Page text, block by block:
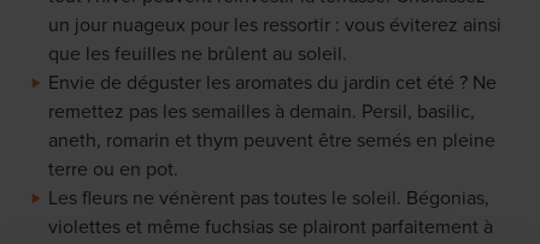
un jour nuageux pour les ressortir : vous éviterez ainsi
que les feuilles ne brûlent au soleil.
Envie de déguster les aromates du jardin cet été ? Ne
remettez pas les semailles à demain. Persil, basilic,
aneth, romarin et thym peuvent être semés en pleine
terre ou en pot.
Les fleurs ne vénèrent pas toutes le soleil. Bégonias,
violettes et même fuchsias se plairont parfaitement à